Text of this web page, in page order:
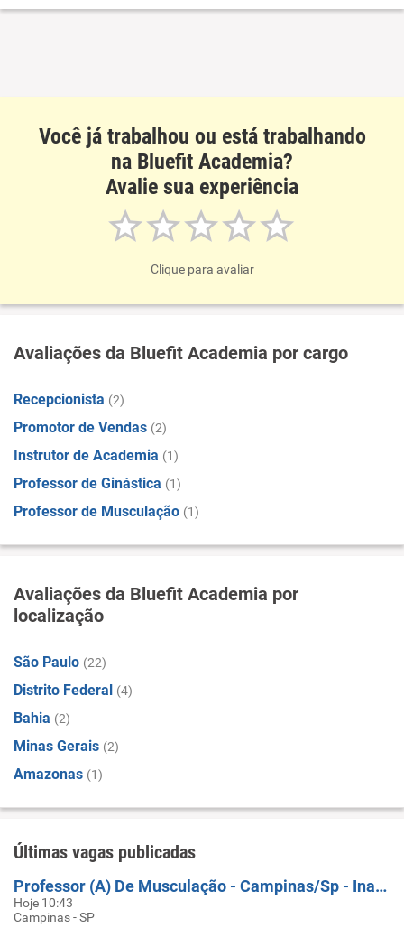
Você já trabalhou ou está trabalhando
na Bluefit Academia?
Avalie sua experiência
Clique para avaliar
Avaliações da Bluefit Academia por cargo
Recepcionista (2)
Promotor de Vendas (2)
Instrutor de Academia (1)
Professor de Ginástica (1)
Professor de Musculação (1)
Avaliações da Bluefit Academia por
localização
São Paulo (22)
Distrito Federal (4)
Bahia (2)
Minas Gerais (2)
Amazonas (1)
Últimas vagas publicadas
Professor (A) De Musculação - Campinas/Sp - Inauguração (HORÁRIO 5H00 Ás 9H00)
Hoje 10:43
Campinas - SP